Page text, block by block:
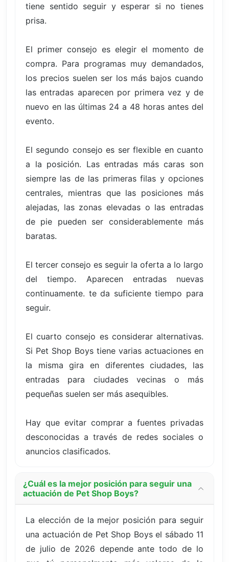
tiene sentido seguir y esperar si no tienes
prisa.
El primer consejo es elegir el momento de
compra. Para programas muy demandados,
los precios suelen ser los más bajos cuando
las entradas aparecen por primera vez y de
nuevo en las últimas 24 a 48 horas antes del
evento.
El segundo consejo es ser flexible en cuanto
a la posición. Las entradas más caras son
siempre las de las primeras filas y opciones
centrales, mientras que las posiciones más
alejadas, las zonas elevadas o las entradas
de pie pueden ser considerablemente más
baratas.
El tercer consejo es seguir la oferta a lo largo
del tiempo. Aparecen entradas nuevas
continuamente. te da suficiente tiempo para
seguir.
El cuarto consejo es considerar alternativas.
Si Pet Shop Boys tiene varias actuaciones en
la misma gira en diferentes ciudades, las
entradas para ciudades vecinas o más
pequeñas suelen ser más asequibles.
Hay que evitar comprar a fuentes privadas
desconocidas a través de redes sociales o
anuncios clasificados.
¿Cuál es la mejor posición para seguir una
actuación de Pet Shop Boys?
La elección de la mejor posición para seguir
una actuación de Pet Shop Boys el sábado 11
de julio de 2026 depende ante todo de lo